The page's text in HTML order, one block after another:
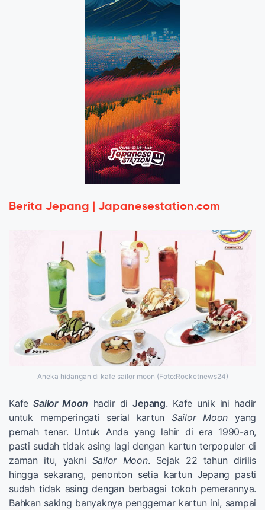
Berita Jepang | Japanesestation.com
Aneka hidangan di kafe sailor moon (Foto:Rocketnews24)
KafeSailor Moon hadir diJepang. Kafe unik ini hadir
untuk memperingati serial kartun Sailor Moon yang
pernah tenar. Untuk Anda yang lahir di era 1990-an,
pasti sudah tidak asing lagi dengan kartun terpopuler di
zaman itu, yakni Sailor Moon. Sejak 22 tahun dirilis
hingga sekarang, penonton setia kartun Jepang pasti
sudah tidak asing dengan berbagai tokoh pemerannya.
Bahkan saking banyaknya penggemar kartun ini, sampai